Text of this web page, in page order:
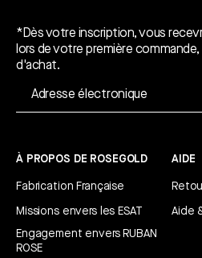
*Dès votre inscription, vous
lors de votre première commande,
d'achat.
À PROPOS DE ROSEGOLD
Fabrication Française
Missions envers les ESAT
Engagement envers RUBAN
ROSE
AIDE
Aide